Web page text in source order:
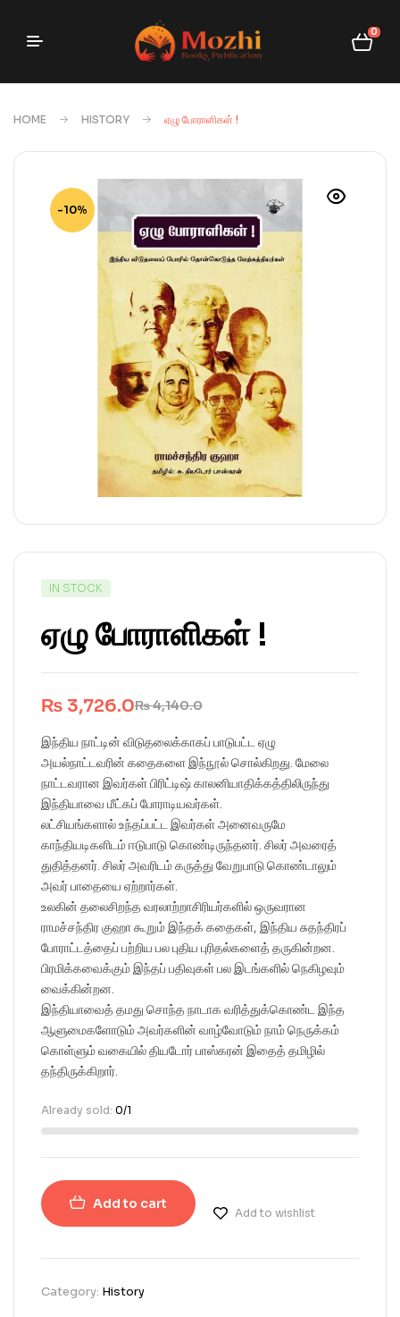
0
HOME HISTORY ஏழு போராளிகள் !
-10%
IN STOCK
ஏழு போராளிகள் !
₨4,140.0
₨ 3,726.0
இந்திய நாட்டின் விடுதலைக்காகப் பாடுபட்ட ஏழு
அயல்நாட்டவரின் கதைகளை இந்நூல் சொல்கிறது. மேலை
நாட்டவரான இவர்கள் பிரிட்டிஷ் காலனியாதிக்கத்திலிருந்து
இந்தியாவை மீட்கப் போராடியவர்கள்.
லட்சியங்களால் உந்தப்பட்ட இவர்கள் அனைவருமே
காந்தியடிகளிடம் ஈடுபாடு கொண்டிருந்தனர். சிலர் அவரைத்
துதித்தனர். சிலர் அவரிடம் கருத்து வேறுபாடு கொண்டாலும்
அவர் பாதையை ஏற்றார்கள்.
உலகின் தலைசிறந்த வரலாற்றாசிரியர்களில் ஒருவரான
ராமச்சந்திர குஹா கூறும் இந்தக் கதைகள், இந்திய சுதந்திரப்
போராட்டத்தைப் பற்றிய பல புதிய புரிதல்களைத் தருகின்றன.
பிரமிக்கவைக்கும் இந்தப் பதிவுகள் பல இடங்களில் நெகிழவும்
வைக்கின்றன.
இந்தியாவைத் தமது சொந்த நாடாக வரித்துக்கொண்ட இந்த
ஆளுமைகளோடும் அவர்களின் வாழ்வோடும் நாம் நெருக்கம்
கொள்ளும் வகையில் தியடோர் பாஸ்கரன் இதைத் தமிழில்
தந்திருக்கிறார்.
Already sold: 0/1
Add to cart
Add to wishlist
Category: History